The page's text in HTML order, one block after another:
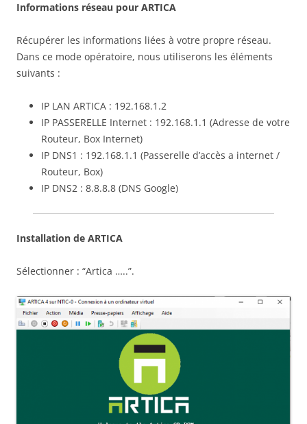
Informations réseau pour ARTICA
Récupérer les informations liées à votre propre réseau.
Dans ce mode opératoire, nous utiliserons les éléments
suivants :
IP LAN ARTICA : 192.168.1.2
IP PASSERELLE Internet : 192.168.1.1 (Adresse de votre
Routeur, Box Internet)
IP DNS1 : 192.168.1.1 (Passerelle d’accès a internet /
Routeur, Box)
IP DNS2 : 8.8.8.8 (DNS Google)
Installation de ARTICA
Sélectionner : “Artica …..”.